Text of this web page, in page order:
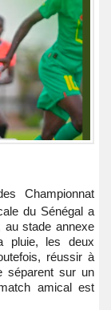
Championnat
du Sénégal a
au stade annexe
pluie, les deux
réussir à
séparent sur un
amical est